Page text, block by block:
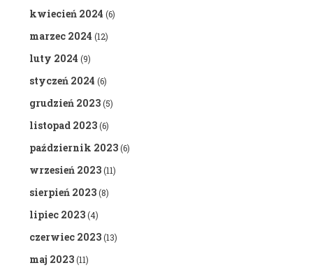
kwiecień 2024 (6)
marzec 2024 (12)
luty 2024 (9)
styczeń 2024 (6)
grudzień 2023(5)
listopad 2023(6)
październik 2023(6)
wrzesień 2023(11)
sierpień 2023(8)
lipiec 2023(4)
czerwiec 2023(13)
maj 2023(11)